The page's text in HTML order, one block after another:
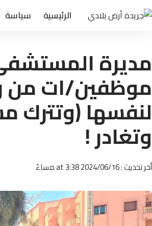
الرئيسية سياسة
مديرة
موظفين/ات من
لنفسها (وتترك
وتغادر !
أخر تحديث : 2024/06/16 at 3:38 مساءً